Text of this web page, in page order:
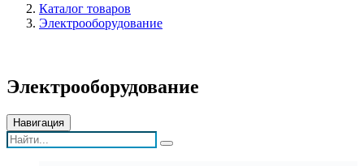
Каталог товаров
Электрооборудование
Электрооборудование
Навигация